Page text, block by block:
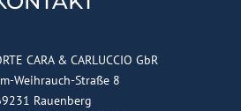
CARA & CARLUCCIO GbR
Weihrauch-Straße 8
Rauenberg